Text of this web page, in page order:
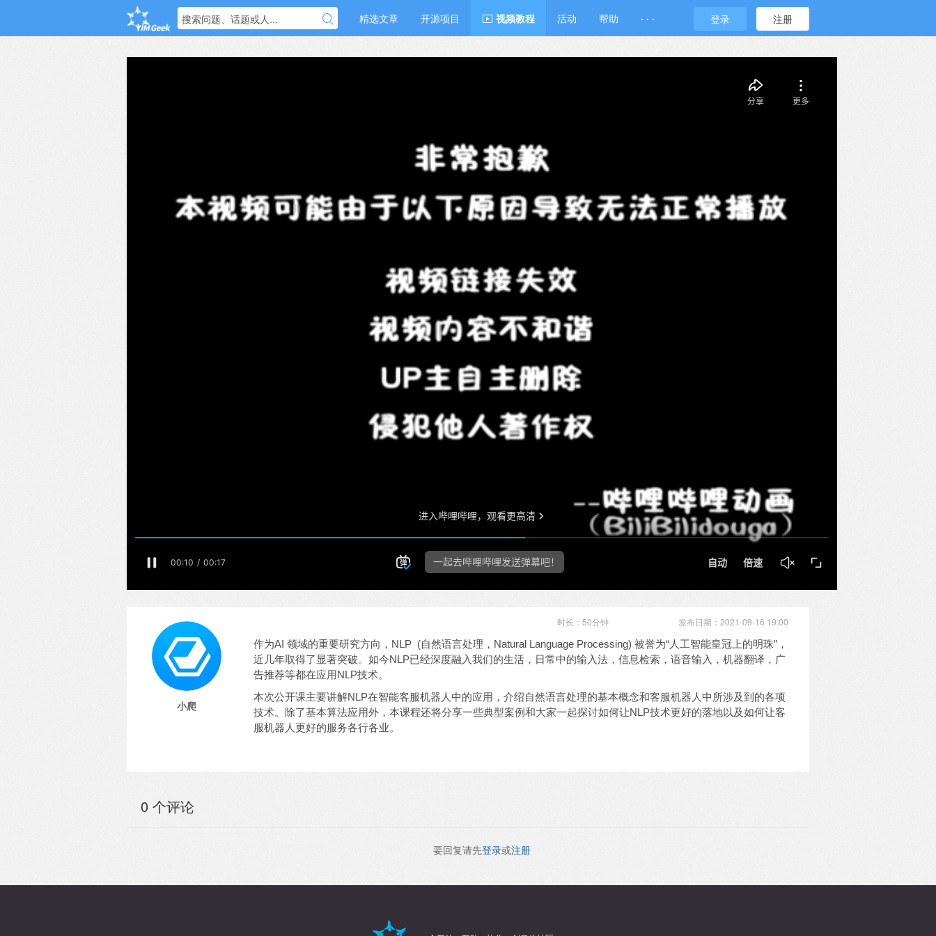
搜索问题、话题或人... 精选文章 开源项目 视频教程 活动 帮助 · · · 登录 注册
小爬
时长：50分钟 发布日期：2021-09-16 19:00
作为AI 领域的重要研究方向 ，NLP (自然语言处理，Natural Language Processing) 被誉为“人工智能皇冠上的明珠”，
近几年取得了显著突破。 如今NLP已经深度融入我们的生活，日常中的输入法， 信息检索 ，语音输入，机器翻译 ， 广
告推荐等都在应用NLP技术。
本次公开课主要讲解NLP在智能客服机器人中的应用，介绍自然语言处理的基本概念和客服机器人中所涉及到的各项
技术。除了基本算法应用外，本课程还将分享一些典型案例和大家一起探讨如何让NLP技术更好的落地以及如何让客
服机器人更好的服务各行各业。
0 个评论
要回复请先登录或注册